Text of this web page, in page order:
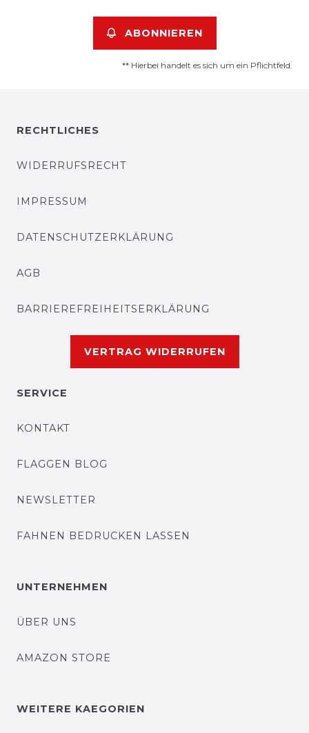
ABONNIEREN
** Hierbei handelt es sich um ein Pflichtfeld.
RECHTLICHES
WIDERRUFSRECHT
IMPRESSUM
DATENSCHUTZERKLÄRUNG
AGB
BARRIEREFREIHEITSERKLÄRUNG
VERTRAG WIDERRUFEN
SERVICE
KONTAKT
FLAGGEN BLOG
NEWSLETTER
FAHNEN BEDRUCKEN LASSEN
UNTERNEHMEN
ÜBER UNS
AMAZON STORE
WEITERE KAEGORIEN